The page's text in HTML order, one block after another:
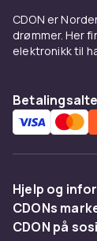
CDON er
drømmer. Her
elektronikk til
Hjelp og
Vanlige
CDONs
Merchant
CDON på